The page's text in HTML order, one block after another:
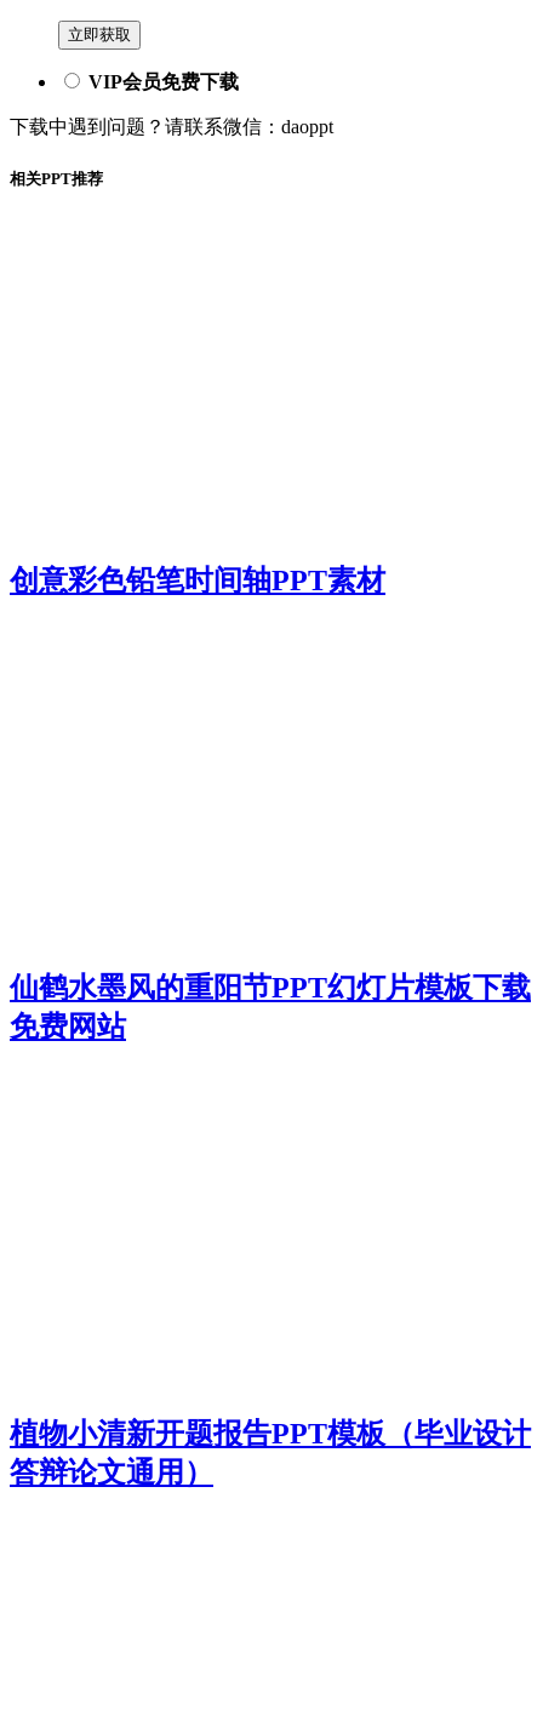
立即获取
VIP会员免费下载
下载中遇到问题？请联系微信：daoppt
相关PPT推荐
创意彩色铅笔时间轴PPT素材
仙鹤水墨风的重阳节PPT幻灯片模板下载
免费网站
植物小清新开题报告PPT模板（毕业设计
答辩论文通用）